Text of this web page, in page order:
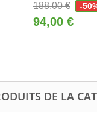
188,00 €
-
94,00 €
DE LA